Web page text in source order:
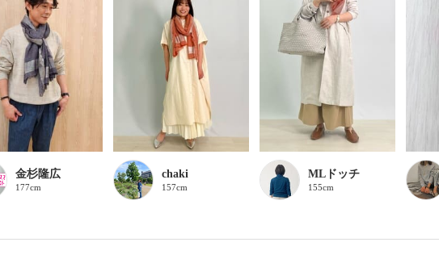
金杉隆広
177cm
chaki
157cm
MLドッチ
155cm